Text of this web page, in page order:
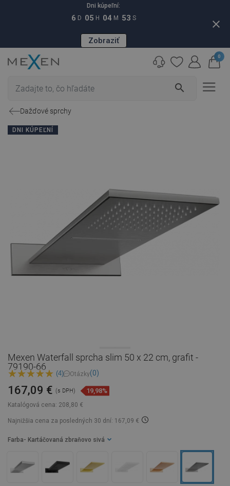
Dni kúpeľní:
6 D 05 H 04 M 52 S
Zobraziť
close
search
0
Dažďové sprchy
DNI KÚPEĽNÍ
Mexen Waterfall sprcha slim 50 x 22 cm, grafit -
79190-66
(4) Otázky(0)
Katalógová cena: 208,80 €
167,09 € (s DPH) 19,98%
Najnižšia cena za posledných 30 dní: 167,09 €
Farba - Kartáčovaná zbraňovo sivá